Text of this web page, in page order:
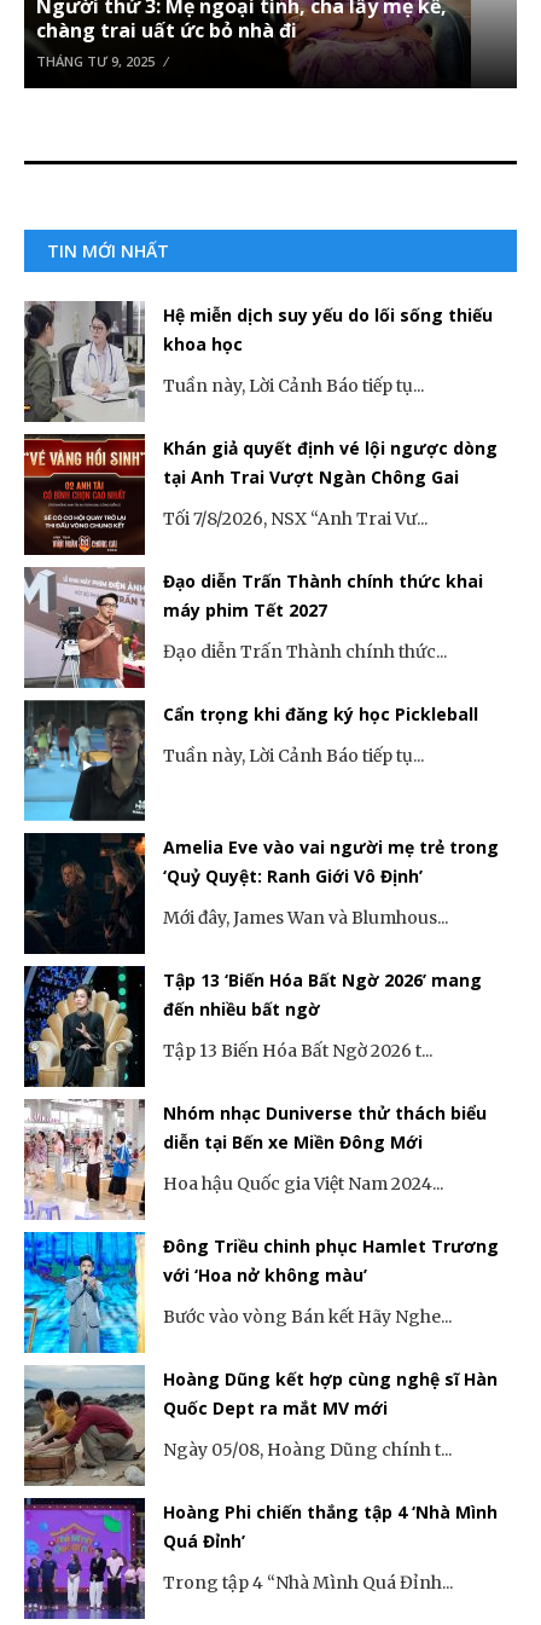
Người thứ 3: Mẹ ngoại tình, cha lấy mẹ kế,
chàng trai uất ức bỏ nhà đi
THÁNG TƯ 9, 2025
TIN MỚI NHẤT
Hệ miễn dịch suy yếu do lối sống thiếu
khoa học
Tuần này, Lời Cảnh Báo tiếp tụ...
Khán giả quyết định vé lội ngược dòng
tại Anh Trai Vượt Ngàn Chông Gai
Tối 7/8/2026, NSX “Anh Trai Vư...
Đạo diễn Trấn Thành chính thức khai
máy phim Tết 2027
Đạo diễn Trấn Thành chính thức...
Cẩn trọng khi đăng ký học Pickleball
Tuần này, Lời Cảnh Báo tiếp tụ...
Amelia Eve vào vai người mẹ trẻ trong
‘Quỷ Quyệt: Ranh Giới Vô Định’
Mới đây, James Wan và Blumhous...
Tập 13 ‘Biến Hóa Bất Ngờ 2026’ mang
đến nhiều bất ngờ
Tập 13 Biến Hóa Bất Ngờ 2026 t...
Nhóm nhạc Duniverse thử thách biểu
diễn tại Bến xe Miền Đông Mới
Hoa hậu Quốc gia Việt Nam 2024...
Đông Triều chinh phục Hamlet Trương
với ‘Hoa nở không màu’
Bước vào vòng Bán kết Hãy Nghe...
Hoàng Dũng kết hợp cùng nghệ sĩ Hàn
Quốc Dept ra mắt MV mới
Ngày 05/08, Hoàng Dũng chính t...
Hoàng Phi chiến thắng tập 4 ‘Nhà Mình
Quá Đỉnh’
Trong tập 4 “Nhà Mình Quá Đỉnh...